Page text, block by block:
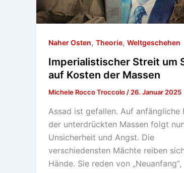
Naher Osten, Theorie, Weltgeschehen
Imperialistischer Streit um
auf Kosten der Massen
Michele Rocco Troccolo/26. Januar 2025
Assad ist gefallen. Auf anfängliche
der unterdrückten Massen folgt nun
Unsicherheit und Angst. Die
verschiedensten Mächte reiben
Hände. Sie reden von „Neuanfang“,